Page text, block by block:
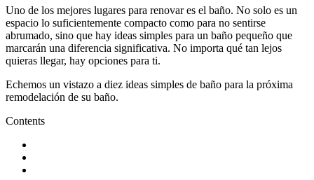
Uno de los mejores lugares para renovar es el baño. No solo es un
espacio lo suficientemente compacto como para no sentirse
abrumado, sino que hay ideas simples para un baño pequeño que
marcarán una diferencia significativa. No importa qué tan lejos
quieras llegar, hay opciones para ti.
Echemos un vistazo a diez ideas simples de baño para la próxima
remodelación de su baño.
Contents